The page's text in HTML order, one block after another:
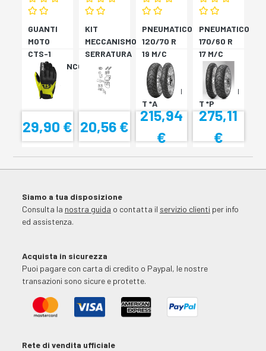
GUANTI
MOTO
CTS-1
NERO/BIANCO
29,90 €
KIT
MECCANISMO
SERRATURA
SH33
SH34
20,56 €
PNEUMATICO
120/70 R
19 M/C
60V TL
???
SCORPION
T *A
215,94
€
PNEUMATICO
170/60 R
17 M/C
72V
TL????
SCORPION
T *P
275,11
€
Siamo a tua disposizione
Consulta la nostra guida o contatta il servizio clienti per info
ed assistenza.
Acquista in sicurezza
Puoi pagare con carta di credito o Paypal, le nostre
transazioni sono sicure e protette.
Rete di vendita ufficiale